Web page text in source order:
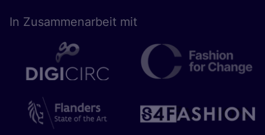
In Zusam­men­ar­beit mit